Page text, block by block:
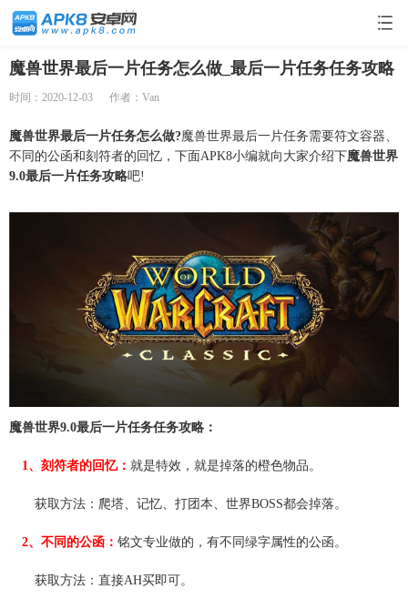
魔兽世界最后一片任务怎么做_最后一片任务任务攻略
时间：2020-12-03 作者：Van
魔兽世界最后一片任务怎么做?魔兽世界最后一片任务需要符文容器、
不同的公函和刻符者的回忆，下面APK8小编就向大家介绍下魔兽世界
9.0最后一片任务攻略吧!
魔兽世界9.0最后一片任务任务攻略：
1、刻符者的回忆： 就是特效，就是掉落的橙色物品。
获取方法：爬塔、记忆、打团本、世界BOSS都会掉落。
2、不同的公函： 铭文专业做的，有不同绿字属性的公函。
获取方法：直接AH买即可。